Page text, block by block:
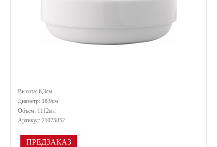
Высота: 6,3см
Диаметр: 18,9см
Объём: 1112мл
Артикул: 21075852
ПРЕДЗАКАЗ